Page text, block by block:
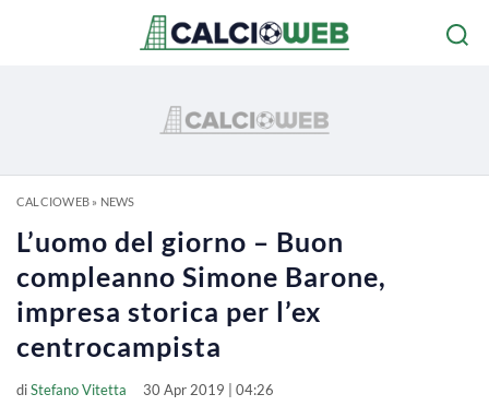
CALCIOWEB» NEWS
L’uomo del giorno – Buon
compleanno Simone Barone,
impresa storica per l’ex
centrocampista
diStefano Vitetta 30 Apr 2019 | 04:26